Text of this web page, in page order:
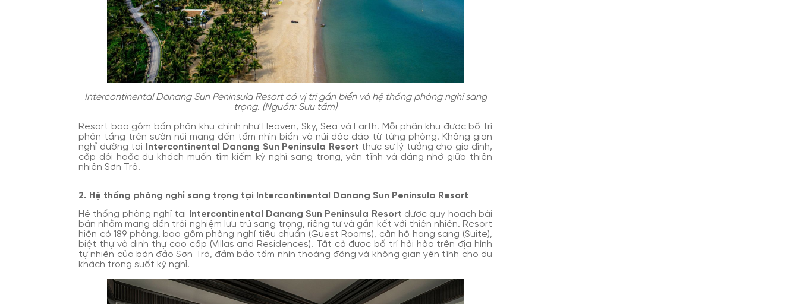
Intercontinental Danang Sun Peninsula Resort có vị trí gần biển và hệ thống phòng nghỉ sang
trọng. (Nguồn: Sưu tầm)
Resort bao gồm bốn phân khu chính như Heaven, Sky, Sea và Earth. Mỗi phân khu được bố trí
phân tầng trên sườn núi mang đến tầm nhìn biển và núi độc đáo từ từng phòng. Không gian
nghỉ dưỡng tại
Intercontinental Danang Sun Peninsula Resort thực sự lý tưởng cho gia đình,
cặp đôi hoặc du khách muốn tìm kiếm kỳ nghỉ sang trọng, yên tĩnh và đáng nhớ giữa thiên
nhiên Sơn Trà.
2. Hệ thống phòng nghỉ sang trọng tại Intercontinental Danang Sun Peninsula Resort
Hệ thống phòng nghỉ tại
Intercontinental Danang Sun Peninsula Resort được quy hoạch bài
bản nhằm mang đến trải nghiệm lưu trú sang trọng, riêng tư và gắn kết với thiên nhiên. Resort
hiện có 189 phòng, bao gồm phòng nghỉ tiêu chuẩn (Guest Rooms), căn hộ hạng sang (Suite),
biệt thự và dinh thự cao cấp (Villas and Residences). Tất cả được bố trí hài hòa trên địa hình
tự nhiên của bán đảo Sơn Trà, đảm bảo tầm nhìn thoáng đãng và không gian yên tĩnh cho du
khách trong suốt kỳ nghỉ.